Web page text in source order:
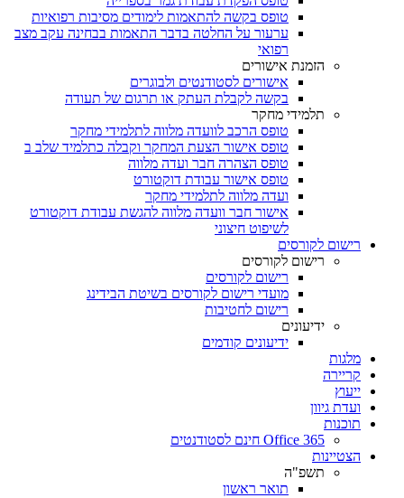
טופס בקשה להתאמות לימודים מסיבות רפואיות
ערעור על החלטה בדבר התאמות בבחינה עקב מצב
רפואי
הזמנת אישורים
אישורים לסטודנטים ולבוגרים
בקשה לקבלת העתק או תרגום של תעודה
תלמידי מחקר
טופס הרכב לוועדה מלווה לתלמידי מחקר
טופס אישור הצעת המחקר וקבלה כתלמיד שלב ב
טופס הצהרה חבר ועדה מלווה
טופס אישור עבודת דוקטורט
ועדה מלווה לתלמידי מחקר
אישור חבר וועדה מלווה להגשת עבודת דוקטורט
לשיפוט חיצוני
רישום לקורסים
רישום לקורסים
רישום לקורסים
מועדי רישום לקורסים בשיטת הבידינג
רישום לחטיבות
ידיעונים
ידיעונים קודמים
מלגות
קריירה
ייעוץ
ועדת גיוון
תוכנות
Office 365 חינם לסטודנטים
הצטיינות
תשפ"ה
תואר ראשון